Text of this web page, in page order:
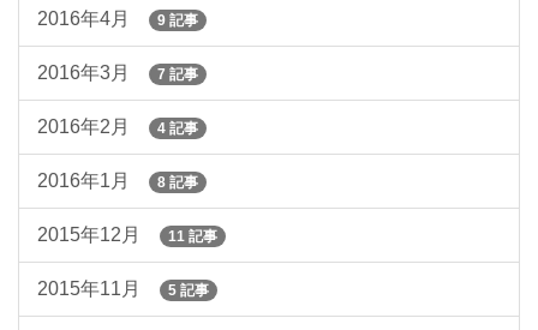
2016年4月 9 記事
2016年3月 7 記事
2016年2月 4 記事
2016年1月 8 記事
2015年12月 11 記事
2015年11月 5 記事